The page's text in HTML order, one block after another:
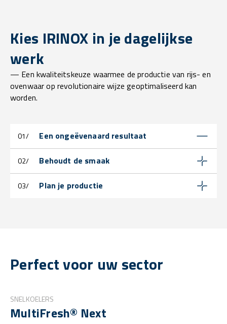
Kies IRINOX in je dagelijkse
werk
— Een kwaliteitskeuze waarmee de productie van rijs- en
ovenwaar op revolutionaire wijze geoptimaliseerd kan
worden.
01/ Een ongeëvenaard resultaat
02/ Behoudt de smaak
03/ Plan je productie
Perfect voor uw sector
SNELKOELERS
MultiFresh® Next